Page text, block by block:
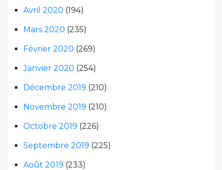
Avril 2020 (194)
Mars 2020 (235)
Février 2020 (269)
Janvier 2020 (254)
Décembre 2019 (210)
Novembre 2019 (210)
Octobre 2019 (226)
Septembre 2019 (225)
Août 2019 (233)